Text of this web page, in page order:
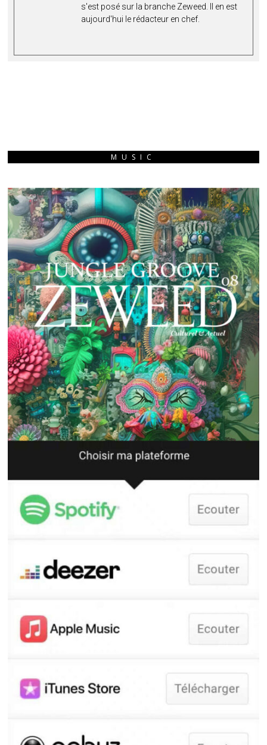
s'est posé sur la branche Zeweed. Il en est
aujourd'hui le rédacteur en chef.
MUSIC